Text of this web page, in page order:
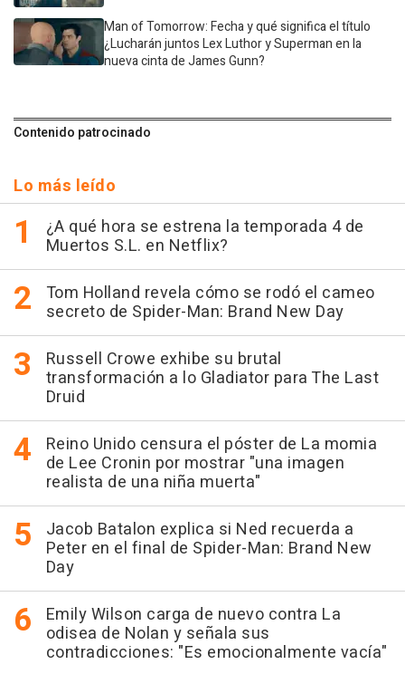
Man of Tomorrow: Fecha y qué significa el título
¿Lucharán juntos Lex Luthor y Superman en la
nueva cinta de James Gunn?
Contenido patrocinado
Lo más leído
¿A qué hora se estrena la temporada 4 de
Muertos S.L. en Netflix?
Tom Holland revela cómo se rodó el cameo
secreto de Spider-Man: Brand New Day
Russell Crowe exhibe su brutal
transformación a lo Gladiator para The Last
Druid
Reino Unido censura el póster de La momia
de Lee Cronin por mostrar "una imagen
realista de una niña muerta"
Jacob Batalon explica si Ned recuerda a
Peter en el final de Spider-Man: Brand New
Day
Emily Wilson carga de nuevo contra La
odisea de Nolan y señala sus
contradicciones: "Es emocionalmente vacía"